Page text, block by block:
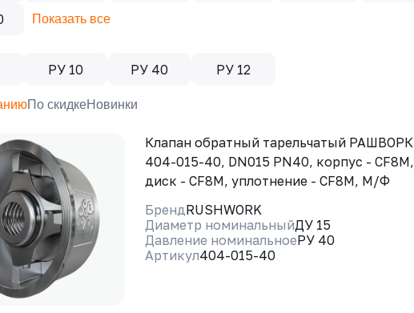
Показать все
РУ 10 РУ 40 РУ 12
По скидкеНовинки
Клапан обратный тарельчатый РАШВОРК
404-015-40, DN015 PN40, корпус - CF8M,
диск - CF8M, уплотнение - CF8M, М/Ф
БрендRUSHWORK
Диаметр номинальныйДУ 15
Давление номинальноеРУ 40
Артикул404-015-40